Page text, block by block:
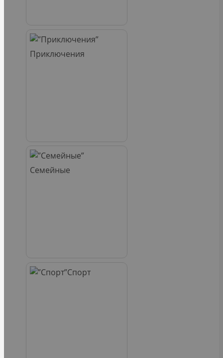
Приключения
Семейные
Спорт